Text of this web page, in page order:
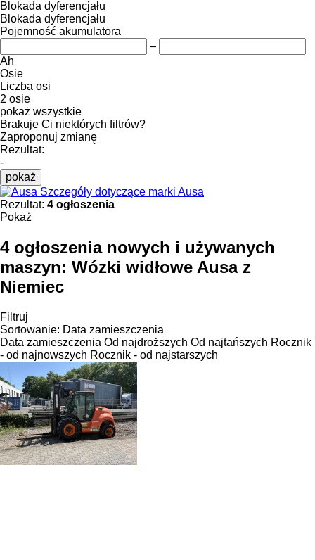
Blokada dyferencjału
Blokada dyferencjału
Pojemność akumulatora
–
Ah
Osie
Liczba osi
2 osie
pokaż wszystkie
Brakuje Ci niektórych filtrów?
Zaproponuj zmianę
Rezultat:
-
pokaż
Szczegóły dotyczące marki Ausa
Rezultat: 4 ogłoszenia
Pokaż
4 ogłoszenia nowych i używanych
maszyn: Wózki widłowe Ausa z
Niemiec
Filtruj
Sortowanie: Data zamieszczenia
Data zamieszczenia Od najdroższych Od najtańszych Rocznik
- od najnowszych Rocznik - od najstarszych